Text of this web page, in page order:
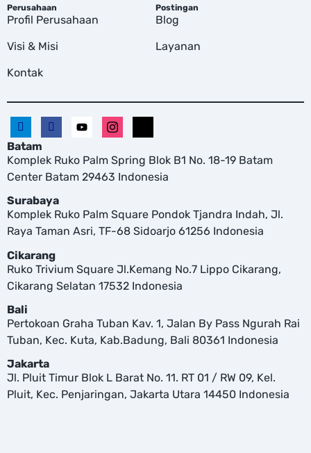
Perusahaan
Profil Perusahaan
Visi & Misi
Kontak
Postingan
Blog
Layanan
Batam
Komplek Ruko Palm Spring Blok B1 No. 18-19 Batam
Center Batam 29463 Indonesia
Surabaya
Komplek Ruko Palm Square Pondok Tjandra Indah, Jl.
Raya Taman Asri, TF-68 Sidoarjo 61256 Indonesia
Cikarang
Ruko Trivium Square Jl.Kemang No.7 Lippo Cikarang,
Cikarang Selatan 17532 Indonesia
Bali
Pertokoan Graha Tuban Kav. 1, Jalan By Pass Ngurah Rai
Tuban, Kec. Kuta, Kab.Badung, Bali 80361 Indonesia
Jakarta
Jl. Pluit Timur Blok L Barat No. 11. RT 01 / RW 09, Kel.
Pluit, Kec. Penjaringan, Jakarta Utara 14450 Indonesia